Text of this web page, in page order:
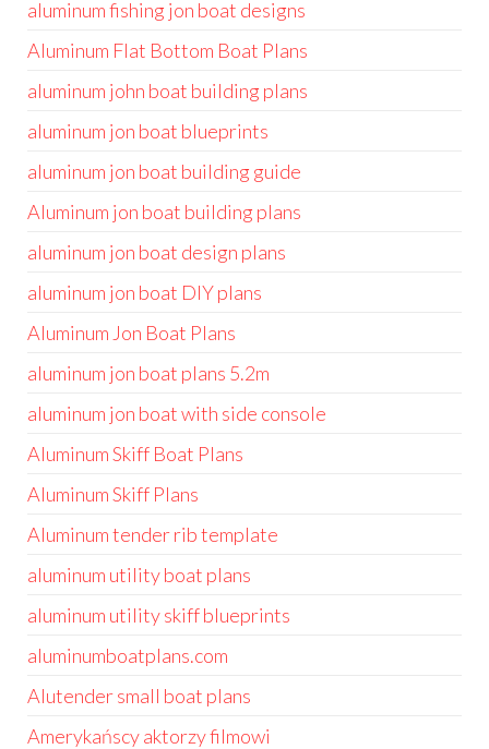
aluminum fishing jon boat designs
Aluminum Flat Bottom Boat Plans
aluminum john boat building plans
aluminum jon boat blueprints
aluminum jon boat building guide
Aluminum jon boat building plans
aluminum jon boat design plans
aluminum jon boat DIY plans
Aluminum Jon Boat Plans
aluminum jon boat plans 5.2m
aluminum jon boat with side console
Aluminum Skiff Boat Plans
Aluminum Skiff Plans
Aluminum tender rib template
aluminum utility boat plans
aluminum utility skiff blueprints
aluminumboatplans.com
Alutender small boat plans
Amerykańscy aktorzy filmowi